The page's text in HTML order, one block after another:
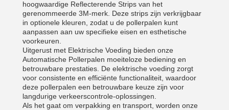
hoogwaardige Reflecterende Strips van het
gerenommeerde 3M-merk. Deze strips zijn verkrijgbaar
in optionele kleuren, zodat u de pollerpalen kunt
aanpassen aan uw specifieke eisen en esthetische
voorkeuren.
Uitgerust met Elektrische Voeding bieden onze
Automatische Pollerpalen moeiteloze bediening en
betrouwbare prestaties. De elektrische voeding zorgt
voor consistente en efficiënte functionaliteit, waardoor
deze pollerpalen een betrouwbare keuze zijn voor
langdurige verkeerscontrole-oplossingen.
Als het gaat om verpakking en transport, worden onze